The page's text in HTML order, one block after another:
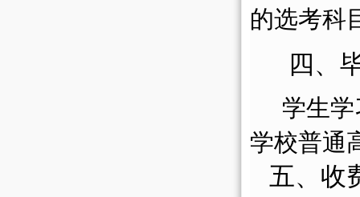
的选考科
四、
学生
学校普通
五、收